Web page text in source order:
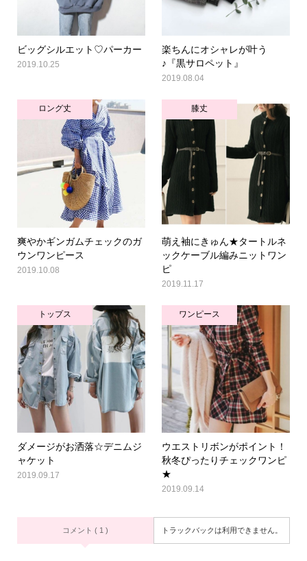
ビッグシルエット♡パーカー
2019.10.25
楽ちんにオシャレが叶う
♪『黒サロペット』
2019.08.04
ロング丈
爽やかギンガムチェックのガ
ウンワンピース
2019.10.08
膝丈
萌え袖にきゅん★タートルネ
ックケーブル編みニットワン
ピ
2019.11.17
トップス
ダメージがお洒落☆デニムジ
ャケット
2019.09.17
ワンピース
ウエストリボンがポイント！
秋冬ぴったりチェックワンピ
★
2019.09.14
コメント ( 1 ) トラックバックは利用できません。